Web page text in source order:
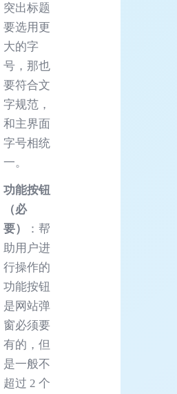
突出标题
要选用更
大的字
号，那也
要符合文
字规范，
和主界面
字号相统
一。
功能按钮
（必
要）
：帮
助用户进
行操作的
功能按钮
是网站弹
窗必须要
有的，但
是一般不
超过 2 个